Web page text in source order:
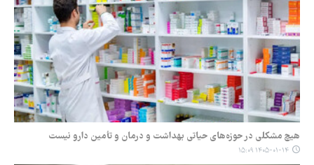
هیچ مشکلی در حوزه‌های حیاتی بهداشت و درمان و تأمین دارو نیست
۱۴۰۵-۰۱-۱۴ ۱۵:۰۹